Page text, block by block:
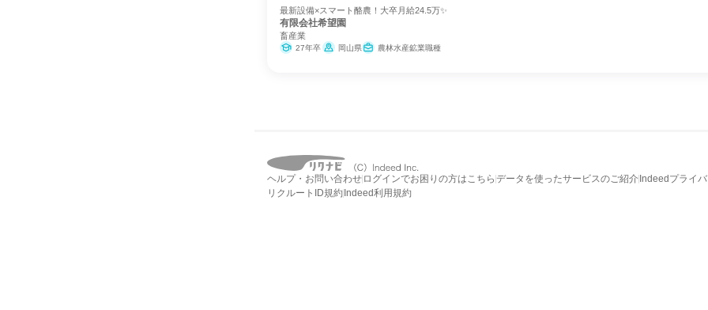
最新設備×スマート酪農！大卒月給24.5万✨
有限会社希望園
畜産業
27年卒 岡山県 農林水産鉱業職種
ヘルプ・お問い合わせ ログインでお困りの方はこちら データを使ったサービスのご紹介 Indeedプライ
リクルートID規約 Indeed利用規約